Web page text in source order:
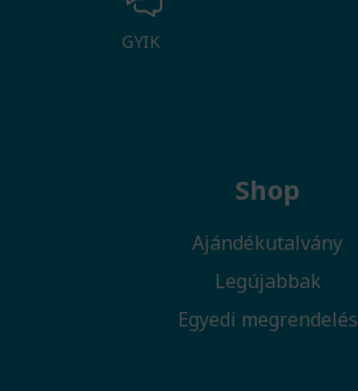
GYIK
Shop
Ajándékutalvány
Legújabbak
Egyedi megrendelés